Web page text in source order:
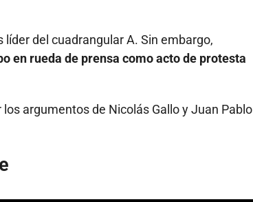
del cuadrangular A. Sin embargo,
en rueda de prensa como acto de protesta
argumentos de Nicolás Gallo y Juan Pablo